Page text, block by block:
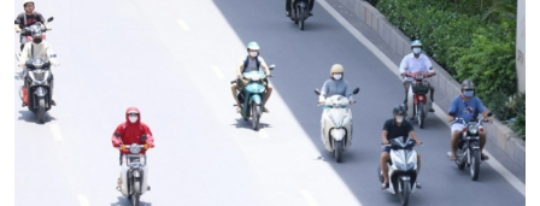
Chính trị
Tin Chính trị
Chính phủ với người dân
Quốc hội với cử tri
Xây dựng đảng
Đảng trong cuộc sống
Nhận diện sự thật
Thế giới
Tin thế giới
Vấn đề quốc tế
Hồ sơ sự kiện quốc tế
Thế giới & Việt Nam
Biên cương - Một dải vững